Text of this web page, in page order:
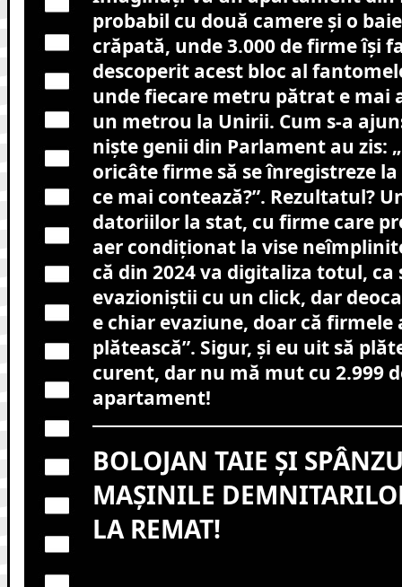
probabil cu două camere și o
crăpată, unde 3.000 de firme își
descoperit acest bloc al
unde fiecare metru pătrat e mai
un metrou la Unirii. Cum s-a
niște genii din Parlament au zis:
oricâte firme să se înregistreze la
ce mai contează?”. Rezultatul?
datoriilor la stat, cu firme care
aer condiționat la vise
că din 2024 va digitaliza totul, ca
evazioniștii cu un click, dar
e chiar evaziune, doar că firmele
plătească”. Sigur, și eu uit să
curent, dar nu mă mut cu 2.999
apartament!
BOLOJAN TAIE ȘI
MAȘINILE
LA REMAT!